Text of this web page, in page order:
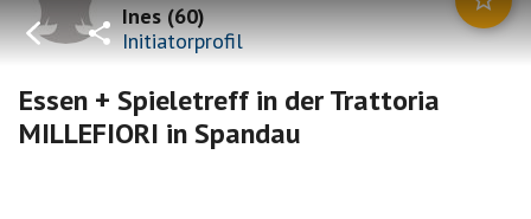
Ines(60)
Initiatorprofil
Essen + Spieletreff in der Trattoria
MILLEFIORI in Spandau